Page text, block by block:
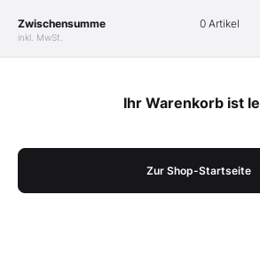
Zwischensumme
inkl. MwSt.
0 Artikel
Ihr Warenkorb ist
Zur Shop-Startseite